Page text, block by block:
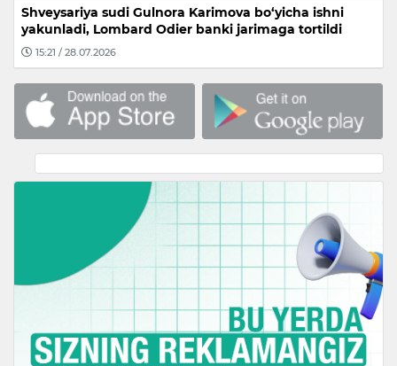
Shveysariya sudi Gulnora Karimova bo‘yicha ishni
yakunladi, Lombard Odier banki jarimaga tortildi
15:21 / 28.07.2026